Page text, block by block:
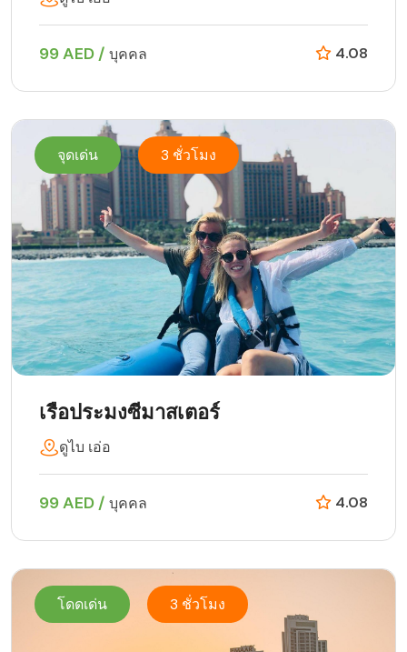
99 AED / บุคคล 4.08
จุดเด่น 3 ชั่วโมง
เรือประมงซีมาสเตอร์
ดูไบ เอ่อ
99 AED / บุคคล 4.08
โดดเด่น 3 ชั่วโมง